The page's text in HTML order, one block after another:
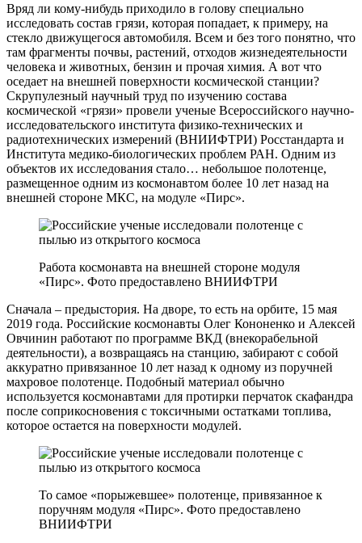
Вряд ли кому-нибудь приходило в голову специально
исследовать состав грязи, которая попадает, к примеру, на
стекло движущегося автомобиля. Всем и без того понятно, что
там фрагменты почвы, растений, отходов жизнедеятельности
человека и животных, бензин и прочая химия. А вот что
оседает на внешней поверхности космической станции?
Скрупулезный научный труд по изучению состава
космической «грязи» провели ученые Всероссийского научно-
исследовательского института физико-технических и
радиотехнических измерений (ВНИИФТРИ) Росстандарта и
Института медико-биологических проблем РАН. Одним из
объектов их исследования стало… небольшое полотенце,
размещенное одним из космонавтом более 10 лет назад на
внешней стороне МКС, на модуле «Пирс».
Работа космонавта на внешней стороне модуля
«Пирс». Фото предоставлено ВНИИФТРИ
Сначала – предыстория. На дворе, то есть на орбите, 15 мая
2019 года. Российские космонавты Олег Кононенко и Алексей
Овчинин работают по программе ВКД (внекорабельной
деятельности), а возвращаясь на станцию, забирают с собой
аккуратно привязанное 10 лет назад к одному из поручней
махровое полотенце. Подобный материал обычно
используется космонавтами для протирки перчаток скафандра
после соприкосновения с токсичными остатками топлива,
которое остается на поверхности модулей.
То самое «порыжевшее» полотенце, привязанное к
поручням модуля «Пирс». Фото предоставлено
ВНИИФТРИ